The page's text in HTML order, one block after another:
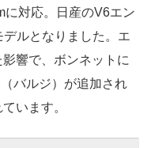
に対応。日産のV6エン
ルとなりました。エ
響で、ボンネットに
バルジ）が追加され
います。